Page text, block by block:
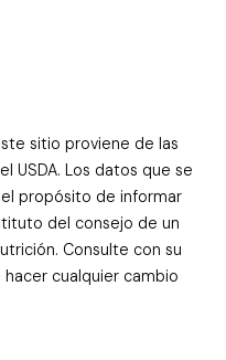
sitio proviene de las
USDA. Los datos que se
propósito de informar
del consejo de un
Consulte con su
cualquier cambio